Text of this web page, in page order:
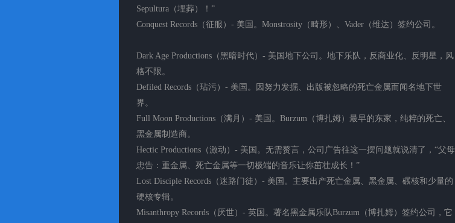
Sepultura（埋葬）！”
Conquest Records（征服）- 美国。Monstrosity（畸形）、Vader（维达）签约公司。
Dark Age Productions（黑暗时代）- 美国地下公司。地下乐队，反商业化、反明星，风
格不限。
Defiled Records（玷污）- 美国。因努力发掘、出版被忽略的死亡金属而闻名地下世
界。
Full Moon Productions（满月）- 美国。Burzum（博扎姆）最早的东家，纯粹的死亡、
黑金属制造商。
Hectic Productions（激动）- 美国。无需赘言，公司广告往这一摆问题就说清了，“父母
忠告：重金属、死亡金属等一切极端的音乐让你茁壮成长！”
Lost Disciple Records（迷路门徒）- 美国。主要出产死亡金属、黑金属、碾核和少量的
硬核专辑。
Misanthropy Records（厌世）- 英国。著名黑金属乐队Burzum（博扎姆）签约公司，它